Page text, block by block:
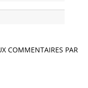
COMMENTAIRES PAR